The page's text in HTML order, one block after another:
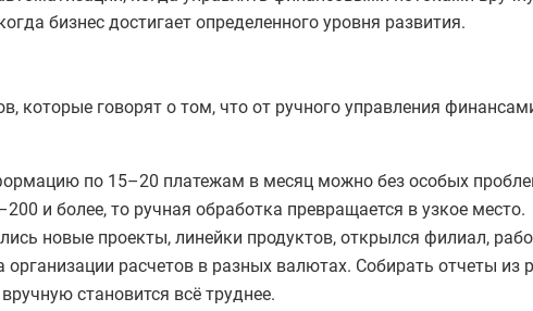
бизнес достигает определенного уровня развития.
которые говорят о том, что от ручного управления
по 15–20 платежам в месяц можно без особых
и более, то ручная обработка превращается в узкое место.
новые проекты, линейки продуктов, открылся филиал,
расчетов в разных валютах. Собирать отчеты из
становится всё труднее.